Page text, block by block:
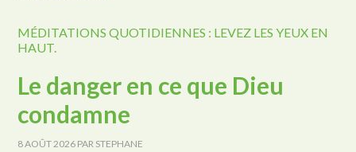
MÉDITATIONS QUOTIDIENNES : LEVEZ LES YEUX EN
HAUT.
Le danger en ce que Dieu
condamne
8 AOÛT 2026 PAR STEPHANE